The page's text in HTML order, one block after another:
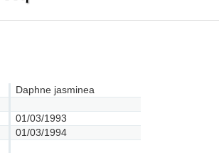
Daphne jasminea
01/03/1993
01/03/1994